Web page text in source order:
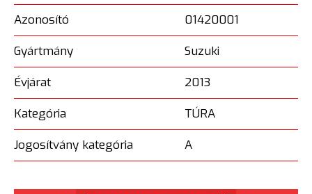
Azonosító
01420001
Gyártmány
Suzuki
Évjárat
2013
Kategória
TÚRA
Jogosítvány kategória
A